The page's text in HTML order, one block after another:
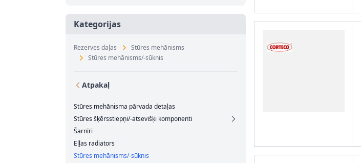
Kategorijas
Rezerves daļas
Stūres mehānisms
Stūres mehānisms/-sūknis
Atpakaļ
Stūres mehānisma pārvada detaļas
Stūres šķērsstiepņi/-atsevišķi komponenti
Šarnīri
Eļļas radiators
Stūres mehānisms/-sūknis